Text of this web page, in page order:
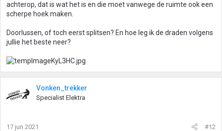
achterop, dat is wat het is en die moet vanwege de ruimte ook een
scherpe hoek maken.
Doorlussen, of toch eerst splitsen? En hoe leg ik de draden volgens
jullie het beste neer?
Vonken_trekker
Specialist Elektra
17 jun 2021 #12